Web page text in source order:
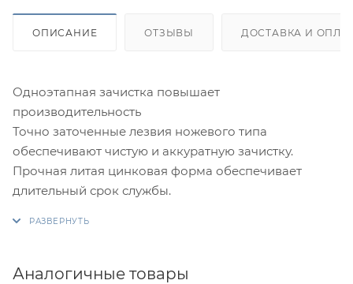
ОПИСАНИЕ ОТЗЫВЫ ДОСТАВКА И
Одноэтапная зачистка повышает
производительность
Точно заточенные лезвия ножевого типа
обеспечивают чистую и аккуратную зачистку.
Прочная литая цинковая форма обеспечивает
длительный срок службы.
Аналогичные товары